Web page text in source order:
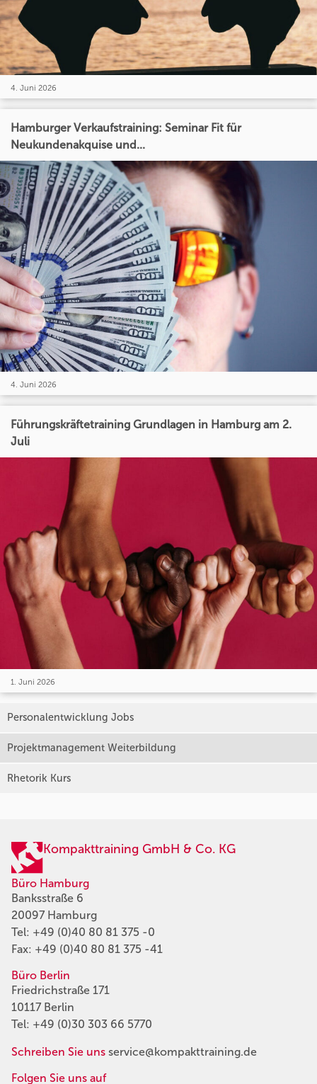
4. Juni 2026
Hamburger Verkaufstraining: Seminar Fit für
Neukundenakquise und...
4. Juni 2026
Führungskräftetraining Grundlagen in Hamburg am 2.
Juli
1. Juni 2026
Personalentwicklung Jobs
Projektmanagement Weiterbildung
Rhetorik Kurs
Kompakttraining GmbH & Co. KG
Büro Hamburg
Banksstraße 6
20097 Hamburg
Tel: +49 (0)40 80 81 375 -0
Fax: +49 (0)40 80 81 375 -41
Büro Berlin
Friedrichstraße 171
10117 Berlin
Tel: +49 (0)30 303 66 5770
Schreiben Sie uns service@kompakttraining.de
Folgen Sie uns auf